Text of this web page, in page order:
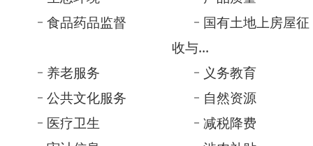
医疗卫生
减税降费
审计信息
涉农补贴
公共资源配置
重大项目批准结果
安全生产
基层政务公开目
社会救助